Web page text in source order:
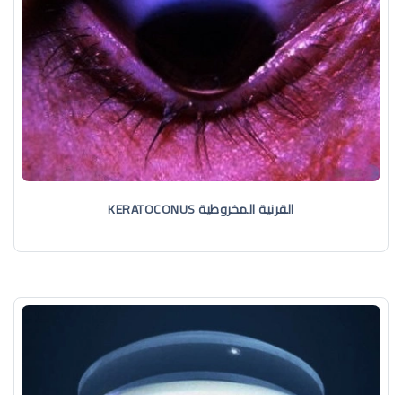
القرنية المخروطية KERATOCONUS